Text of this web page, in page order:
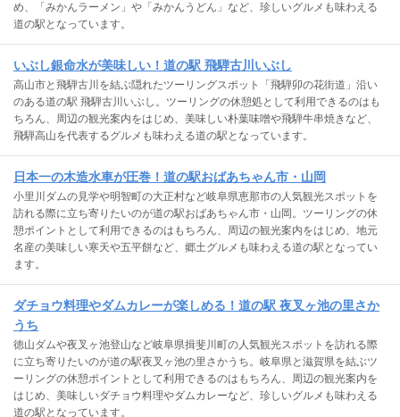
め、「みかんラーメン」や「みかんうどん」など、珍しいグルメも味わえる
道の駅となっています。
いぶし銀命水が美味しい！道の駅 飛騨古川いぶし
高山市と飛騨古川を結ぶ隠れたツーリングスポット「飛騨卯の花街道」沿い
のある道の駅 飛騨古川いぶし。ツーリングの休憩処として利用できるのはも
ちろん、周辺の観光案内をはじめ、美味しい朴葉味噌や飛騨牛串焼きなど、
飛騨高山を代表するグルメも味わえる道の駅となっています。
日本一の木造水車が圧巻！道の駅おばあちゃん市・山岡
小里川ダムの見学や明智町の大正村など岐阜県恵那市の人気観光スポットを
訪れる際に立ち寄りたいのが道の駅おばあちゃん市・山岡。ツーリングの休
憩ポイントとして利用できるのはもちろん、周辺の観光案内をはじめ、地元
名産の美味しい寒天や五平餅など、郷土グルメも味わえる道の駅となってい
ます。
ダチョウ料理やダムカレーが楽しめる！道の駅 夜叉ヶ池の里さか
うち
徳山ダムや夜叉ヶ池登山など岐阜県揖斐川町の人気観光スポットを訪れる際
に立ち寄りたいのが道の駅夜叉ヶ池の里さかうち。岐阜県と滋賀県を結ぶツ
ーリングの休憩ポイントとして利用できるのはもちろん、周辺の観光案内を
はじめ、美味しいダチョウ料理やダムカレーなど、珍しいグルメも味わえる
道の駅となっています。